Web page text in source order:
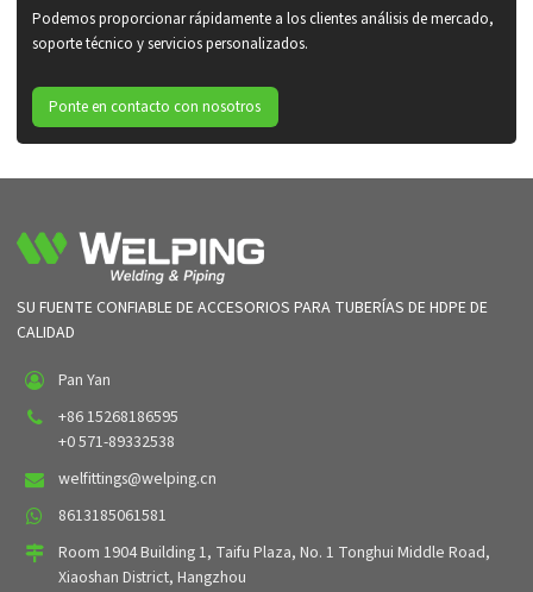
Podemos proporcionar rápidamente a los clientes análisis de mercado,
soporte técnico y servicios personalizados.
Ponte en contacto con nosotros
SU FUENTE CONFIABLE DE ACCESORIOS PARA TUBERÍAS DE HDPE DE
CALIDAD
Pan Yan
+86 15268186595
+0 571-89332538
welfittings@welping.cn
8613185061581
Room 1904 Building 1, Taifu Plaza, No. 1 Tonghui Middle Road,
Xiaoshan District, Hangzhou